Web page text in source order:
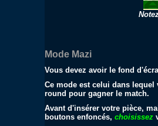
Mode Mazi
Vous devez avoir le fond
Ce mode est celui dans
round pour gagner le match.
Avant d'insérer votre pièce,
boutons enfoncés,choisissez